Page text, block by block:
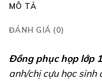
MÔ TẢ
ĐÁNH GIÁ (0)
Đồng phục họp lớp
anh/chị cựu học